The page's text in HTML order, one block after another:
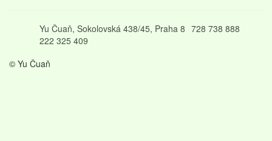
Yu Čuaň, Sokolovská 438/45, Praha 8 728 738 888
222 325 409
© Yu Čuaň